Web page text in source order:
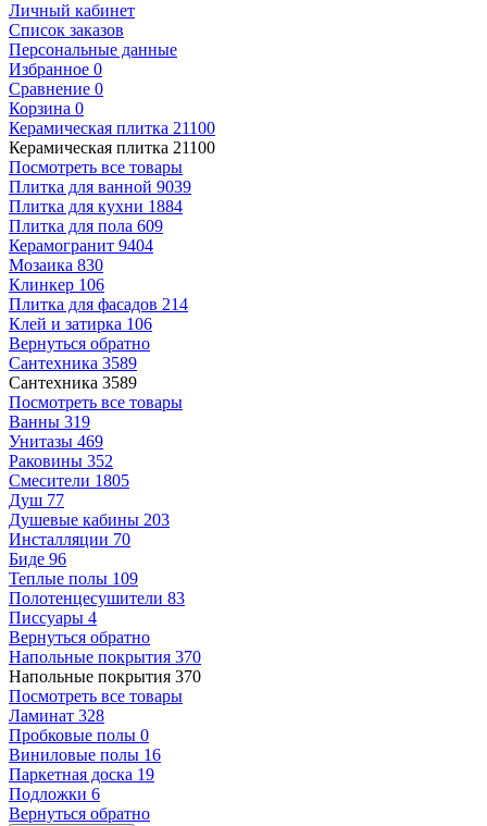
Личный кабинет
Список заказов
Персональные данные
Избранное 0
Сравнение 0
Корзина 0
Керамическая плитка 21100
Керамическая плитка 21100
Посмотреть все товары
Плитка для ванной 9039
Плитка для кухни 1884
Плитка для пола 609
Керамогранит 9404
Мозаика 830
Клинкер 106
Плитка для фасадов 214
Клей и затирка 106
Вернуться обратно
Сантехника 3589
Сантехника 3589
Посмотреть все товары
Ванны 319
Унитазы 469
Раковины 352
Смесители 1805
Душ 77
Душевые кабины 203
Инсталляции 70
Биде 96
Теплые полы 109
Полотенцесушители 83
Писсуары 4
Вернуться обратно
Напольные покрытия 370
Напольные покрытия 370
Посмотреть все товары
Ламинат 328
Пробковые полы 0
Виниловые полы 16
Паркетная доска 19
Подложки 6
Вернуться обратно